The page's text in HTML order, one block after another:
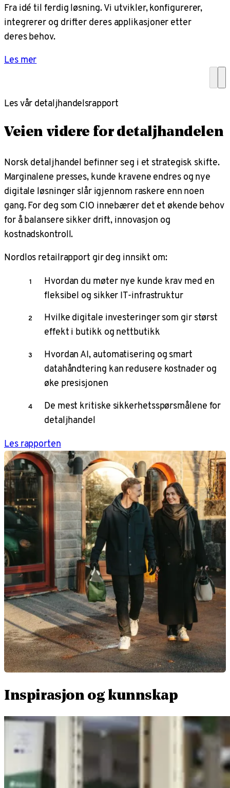
Fra idé til ferdig løsning. Vi utvikler, konfigurerer,
integrerer og drifter deres applikasjoner etter
deres behov.
Les mer
Les vår detaljhandelsrapport
Veien videre for detaljhandelen
Norsk detaljhandel befinner seg i et strategisk skifte.
Marginalene presses, kunde kravene endres og nye
digitale løsninger slår igjennom raskere enn noen
gang. For deg som CIO innebærer det et økende behov
for å balansere sikker drift, innovasjon og
kostnadskontroll.
Nordlos retailrapport gir deg innsikt om:
Hvordan du møter nye kunde krav med en
fleksibel og sikker IT-infrastruktur
Hvilke digitale investeringer som gir størst
effekt i butikk og nettbutikk
Hvordan AI, automatisering og smart
datahåndtering kan redusere kostnader og
øke presisjonen
De mest kritiske sikkerhetsspørsmålene for
detaljhandel
Les rapporten
Inspirasjon og kunnskap